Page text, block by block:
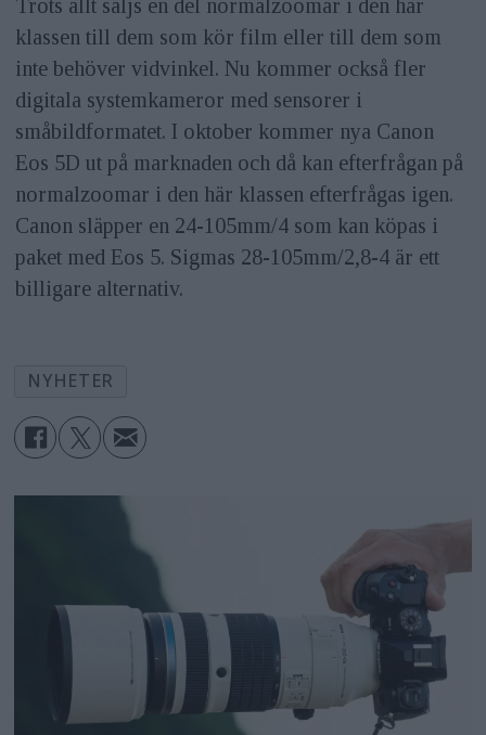
Trots allt säljs en del normalzoomar i den här
klassen till dem som kör film eller till dem som
inte behöver vidvinkel. Nu kommer också fler
digitala systemkameror med sensorer i
småbildformatet. I oktober kommer nya Canon
Eos 5D ut på marknaden och då kan efterfrågan på
normalzoomar i den här klassen efterfrågas igen.
Canon släpper en 24-105mm/4 som kan köpas i
paket med Eos 5. Sigmas 28-105mm/2,8-4 är ett
billigare alternativ.
NYHETER